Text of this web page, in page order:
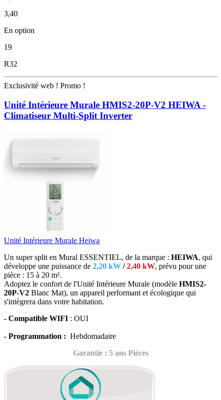
3,40
En option
19
R32
Exclusivité web ! Promo !
Unité Intérieure Murale HMIS2-20P-V2 HEIWA -
Climatiseur Multi-Split Inverter
Unité Intérieure Murale Heiwa
Un super split en Mural ESSENTIEL, de la marque : HEIWA, qui
développe une puissance de 2,20 kW /2,40 kW, prévu pour une
pièce : 15 à 20 m².
Adoptez le confort de l'Unité Intérieure Murale (modèle HMIS2-
20P-V2 Blanc Mat), un appareil performant et écologique qui
s'intègrera dans votre habitation.
- Compatible WIFI : OUI
- Programmation : Hebdomadaire
Garantie : 5 ans Pièces